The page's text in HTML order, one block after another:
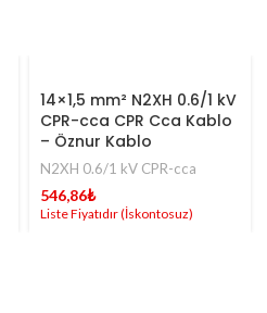
14×1,5 mm² N2XH 0.6/1 kV
CPR-cca CPR Cca Kablo
– Öznur Kablo
N2XH 0.6/1 kV CPR-cca
546,86₺